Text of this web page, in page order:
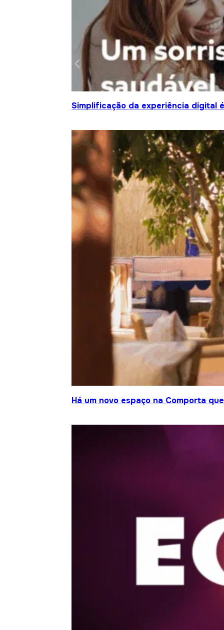
Simplificação da experiência digital
Há um novo espaço na Comporta